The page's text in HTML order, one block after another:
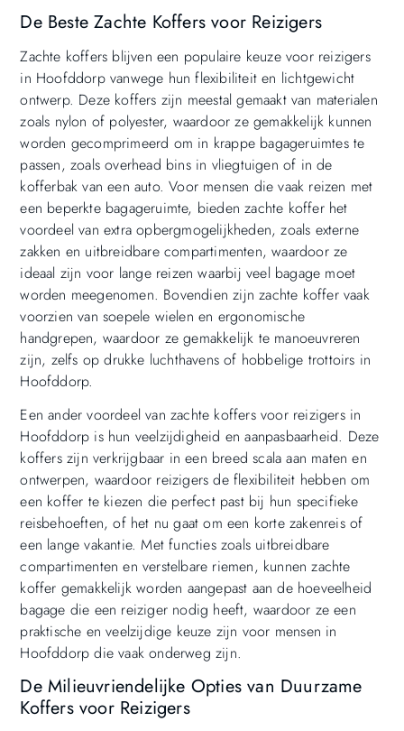
De Beste Zachte Koffers voor Reizigers
Zachte koffers blijven een populaire keuze voor reizigers
in Hoofddorp vanwege hun flexibiliteit en lichtgewicht
ontwerp. Deze koffers zijn meestal gemaakt van materialen
zoals nylon of polyester, waardoor ze gemakkelijk kunnen
worden gecomprimeerd om in krappe bagageruimtes te
passen, zoals overhead bins in vliegtuigen of in de
kofferbak van een auto. Voor mensen die vaak reizen met
een beperkte bagageruimte, bieden zachte koffer het
voordeel van extra opbergmogelijkheden, zoals externe
zakken en uitbreidbare compartimenten, waardoor ze
ideaal zijn voor lange reizen waarbij veel bagage moet
worden meegenomen. Bovendien zijn zachte koffer vaak
voorzien van soepele wielen en ergonomische
handgrepen, waardoor ze gemakkelijk te manoeuvreren
zijn, zelfs op drukke luchthavens of hobbelige trottoirs in
Hoofddorp.
Een ander voordeel van zachte koffers voor reizigers in
Hoofddorp is hun veelzijdigheid en aanpasbaarheid. Deze
koffers zijn verkrijgbaar in een breed scala aan maten en
ontwerpen, waardoor reizigers de flexibiliteit hebben om
een koffer te kiezen die perfect past bij hun specifieke
reisbehoeften, of het nu gaat om een korte zakenreis of
een lange vakantie. Met functies zoals uitbreidbare
compartimenten en verstelbare riemen, kunnen zachte
koffer gemakkelijk worden aangepast aan de hoeveelheid
bagage die een reiziger nodig heeft, waardoor ze een
praktische en veelzijdige keuze zijn voor mensen in
Hoofddorp die vaak onderweg zijn.
De Milieuvriendelijke Opties van Duurzame
Koffers voor Reizigers